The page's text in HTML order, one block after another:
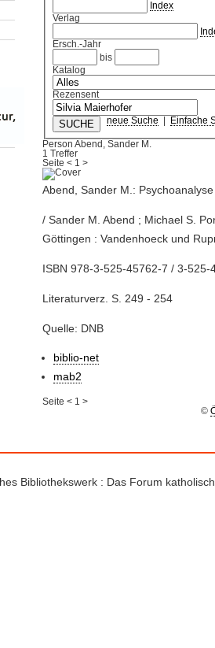
Index
Verlag
Ersch.-Jahr
bis
Katalog
Rezensent
neue Suche Einfache
Person Abend, Sander M.
1 Treffer
Seite< 1 >
Abend, Sander M.:
/ Sander M. Abend ; Michael S.
Göttingen : Vandenhoeck und
ISBN 978-3-525-45762-7 / 3-
Literaturverz. S. 249 - 254
Quelle: DNB
biblio-net
mab2
Seite< 1 >
©
Bibliothekswerk : Das Forum